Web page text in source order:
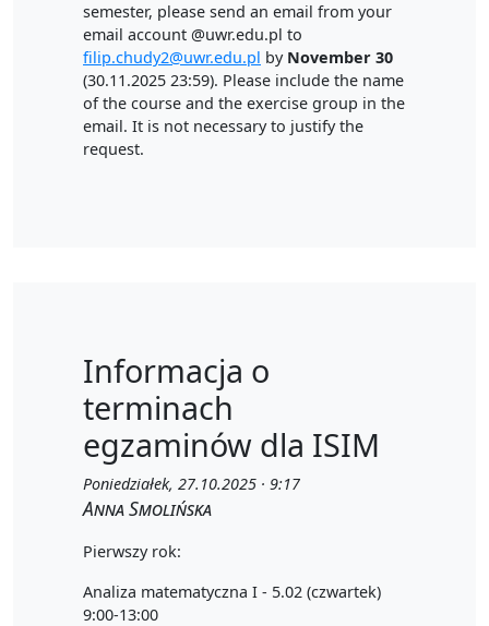
semester, please send an email from your
email account @uwr.edu.pl to
filip.chudy2@uwr.edu.pl by November 30
(30.11.2025 23:59). Please include the name
of the course and the exercise group in the
email. It is not necessary to justify the
request.
Informacja o
terminach
egzaminów dla ISIM
Poniedziałek, 27.10.2025 · 9:17
Anna Smolińska
Pierwszy rok:
Analiza matematyczna I - 5.02 (czwartek)
9:00-13:00